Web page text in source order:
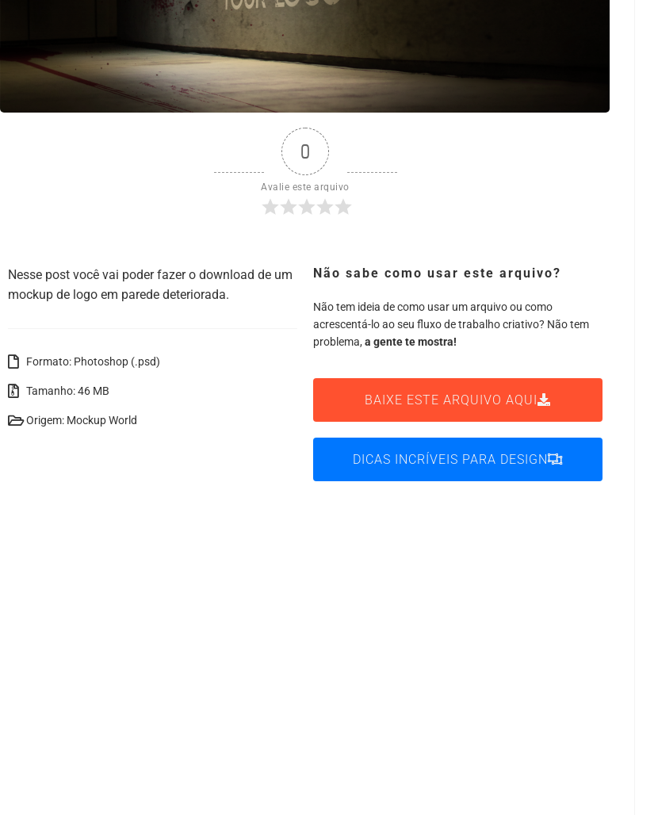
0
Avalie este arquivo
Nesse post você vai poder fazer o download de um
mockup de logo em parede deteriorada.
Formato: Photoshop (.psd)
Tamanho: 46 MB
Origem: Mockup World
Não sabe como usar este arquivo?
Não tem ideia de como usar um arquivo ou como
acrescentá-lo ao seu fluxo de trabalho criativo? Não tem
problema, a gente te mostra!
BAIXE ESTE ARQUIVO AQUI
DICAS INCRÍVEIS PARA DESIGN